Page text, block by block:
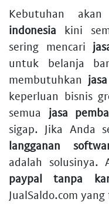
Kebutuhan akan
indonesia kini
sering mencari
untuk belanja
membutuhkan
keperluan bisnis
semua jasa
sigap. Jika Anda
langganan
adalah solusinya.
paypal tanpa
JualSaldo.com